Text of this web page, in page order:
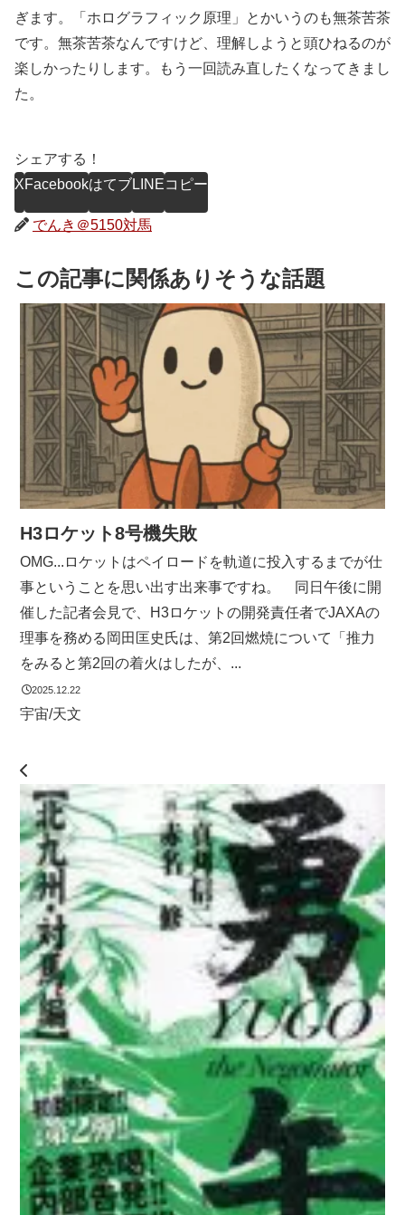
ぎます。「ホログラフィック原理」とかいうのも無茶苦茶
です。無茶苦茶なんですけど、理解しようと頭ひねるのが
楽しかったりします。もう一回読み直したくなってきまし
た。
シェアする！
XFacebookはてブLINEコピー
でんき＠5150対馬
この記事に関係ありそうな話題
H3ロケット8号機失敗
OMG...ロケットはペイロードを軌道に投入するまでが仕
事ということを思い出す出来事ですね。 同日午後に開
催した記者会見で、H3ロケットの開発責任者でJAXAの
理事を務める岡田匡史氏は、第2回燃焼について「推力
をみると第2回の着火はしたが、...
2025.12.22
宇宙/天文